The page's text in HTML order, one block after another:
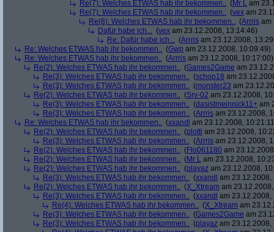
Re(7): Welches ETWAS hab ihr bekommen.. (Mr L am
Re(7): Welches ETWAS hab ihr bekommen.. (vex am
Re(8): Welches ETWAS hab ihr bekommen.. (Arrris am
Dafür habe ich... (vex am 23.12.2008, 13:14:46)
Re: Dafür habe ich... (Arrris am 23.12.2008,
Re: Welches ETWAS hab ihr bekommen.. (Gwp am 23.12.2008, 10:09:49)
Re: Welches ETWAS hab ihr bekommen.. (Arrris am 23.12.2008, 10:17:00)
Re(2): Welches ETWAS hab ihr bekommen.. (Games2Game am
Re(3): Welches ETWAS hab ihr bekommen.. (schop18 am
Re(3): Welches ETWAS hab ihr bekommen.. (monster23 am
Re(2): Welches ETWAS hab ihr bekommen.. (Srv-02 am 23.12.2008,
Re(3): Welches ETWAS hab ihr bekommen.. (dasistmeinnick11+ am
Re(3): Welches ETWAS hab ihr bekommen.. (Arrris am 23.12.2008,
Re: Welches ETWAS hab ihr bekommen.. (xxandl am 23.12.2008,
Re(2): Welches ETWAS hab ihr bekommen.. (plotti am 23.12.2008,
Re(3): Welches ETWAS hab ihr bekommen.. (Arrris am 23.12.2008,
Re(2): Welches ETWAS hab ihr bekommen.. (Flo061180 am
Re(2): Welches ETWAS hab ihr bekommen.. (Mr L am 23.12.2008,
Re(2): Welches ETWAS hab ihr bekommen.. (playaz am 23.12.2008,
Re(3): Welches ETWAS hab ihr bekommen.. (xxandl am 23.12.2008,
Re(2): Welches ETWAS hab ihr bekommen.. (X_Xtream am
Re(3): Welches ETWAS hab ihr bekommen.. (xxandl am 23.12.2008,
Re(4): Welches ETWAS hab ihr bekommen.. (X_Xtream am
Re(3): Welches ETWAS hab ihr bekommen.. (Games2Game am
Re(3): Welches ETWAS hab ihr bekommen.. (playaz am 23.12.2008,